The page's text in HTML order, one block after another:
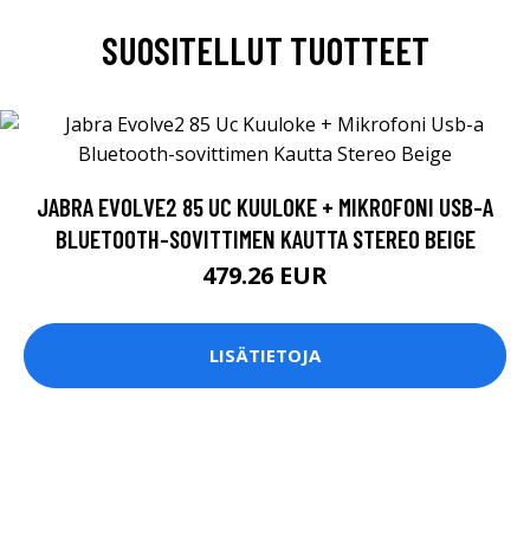
SUOSITELLUT TUOTTEET
JABRA EVOLVE2 85 UC KUULOKE + MIKROFONI USB-A
BLUETOOTH-SOVITTIMEN KAUTTA STEREO BEIGE
479.26 EUR
LISÄTIETOJA